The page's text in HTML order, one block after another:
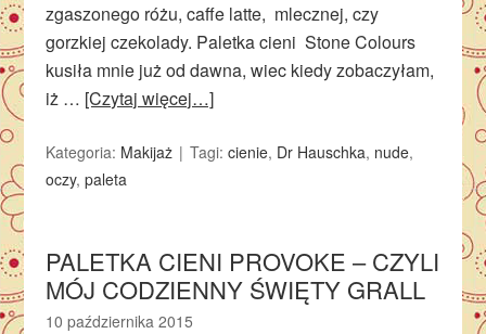
zgaszonego różu, caffe latte, mlecznej, czy
gorzkiej czekolady. Paletka cieni Stone Colours
kusiła mnie już od dawna, wiec kiedy zobaczyłam,
iż … [Czytaj więcej…]
Kategoria: Makijaż Tagi:cienie, Dr Hauschka, nude,
oczy,paleta
PALETKA CIENI PROVOKE – CZYLI
MÓJ CODZIENNY ŚWIĘTY GRALL
10 października 2015